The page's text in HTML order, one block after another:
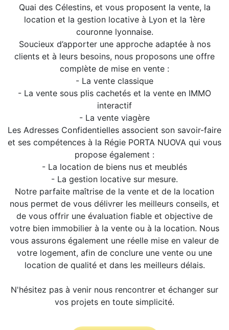
Quai des Célestins, et vous proposent la vente, la
location et la gestion locative à Lyon et la 1ère
couronne lyonnaise.
Soucieux d’apporter une approche adaptée à nos
clients et à leurs besoins, nous proposons une offre
complète de mise en vente :
- La vente classique
- La vente sous plis cachetés et la vente en IMMO
interactif
- La vente viagère
Les Adresses Confidentielles associent son savoir-faire
et ses compétences à la Régie PORTA NUOVA qui vous
propose également :
- La location de biens nus et meublés
- La gestion locative sur mesure.
Notre parfaite maîtrise de la vente et de la location
nous permet de vous délivrer les meilleurs conseils, et
de vous offrir une évaluation fiable et objective de
votre bien immobilier à la vente ou à la location. Nous
vous assurons également une réelle mise en valeur de
votre logement, afin de conclure une vente ou une
location de qualité et dans les meilleurs délais.
N'hésitez pas à venir nous rencontrer et échanger sur
vos projets en toute simplicité.